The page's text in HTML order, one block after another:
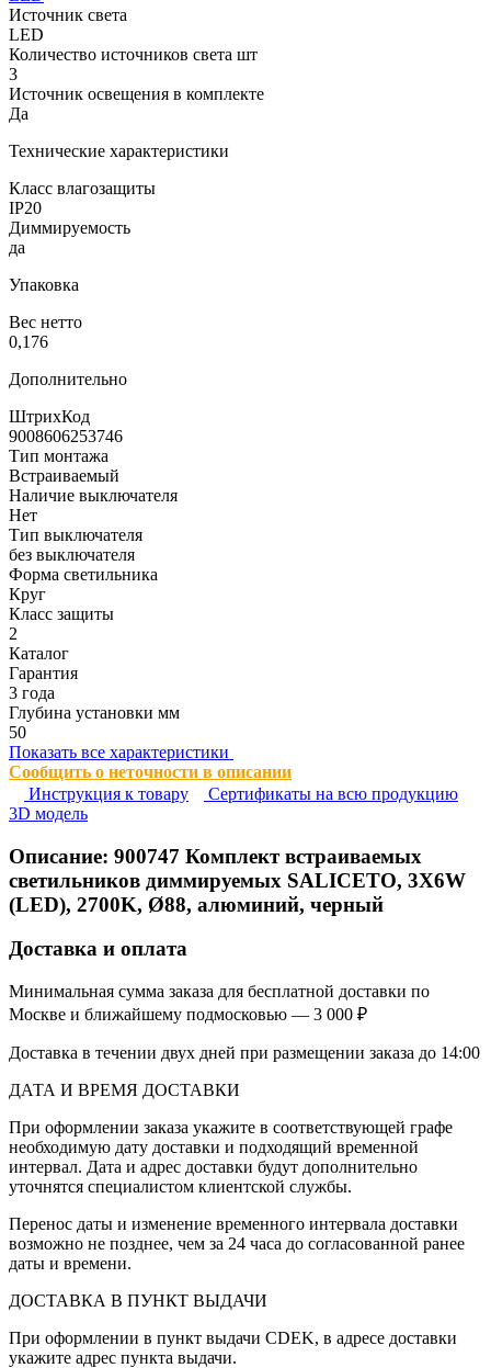
Источник света
LED
Количество источников света шт
3
Источник освещения в комплекте
Да
Технические характеристики
Класс влагозащиты
IP20
Диммируемость
да
Упаковка
Вес нетто
0,176
Дополнительно
ШтрихКод
9008606253746
Тип монтажа
Встраиваемый
Наличие выключателя
Нет
Тип выключателя
без выключателя
Форма светильника
Круг
Класс защиты
2
Каталог
Гарантия
3 года
Глубина установки мм
50
Показать все характеристики
Сообщить о неточности в описании
Инструкция к товару
Сертификаты на всю продукцию
3D модель
Описание: 900747 Комплект встраиваемых
светильников диммируемых SALICETO, 3X6W
(LED), 2700K, Ø88, алюминий, черный
Доставка и оплата
Минимальная сумма заказа для бесплатной доставки по
Москве и ближайшему подмосковью — 3 000 ₽
Доставка в течении двух дней при размещении заказа до 14:00
ДАТА И ВРЕМЯ ДОСТАВКИ
При оформлении заказа укажите в соответствующей графе
необходимую дату доставки и подходящий временной
интервал. Дата и адрес доставки будут дополнительно
уточнятся специалистом клиентской службы.
Перенос даты и изменение временного интервала доставки
возможно не позднее, чем за 24 часа до согласованной ранее
даты и времени.
ДОСТАВКА В ПУНКТ ВЫДАЧИ
При оформлении в пункт выдачи CDEK, в адресе доставки
укажите адрес пункта выдачи.